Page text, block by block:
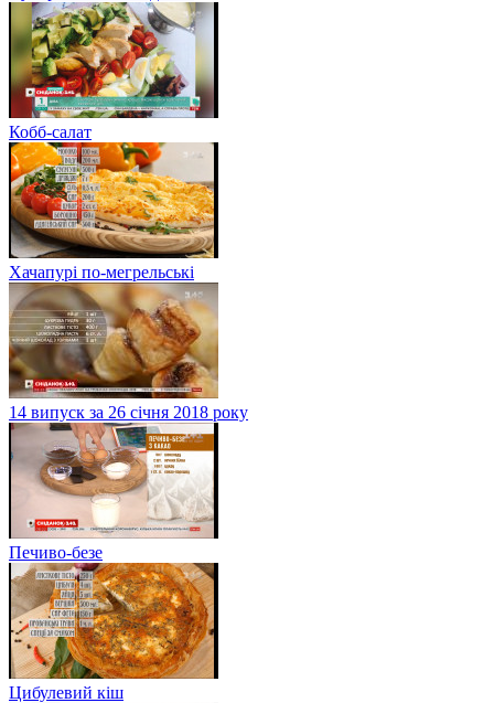
Кобб-салат
Хачапурі по-мегрельські
14 випуск за 26 січня 2018 року
Печиво-безе
Цибулевий кіш